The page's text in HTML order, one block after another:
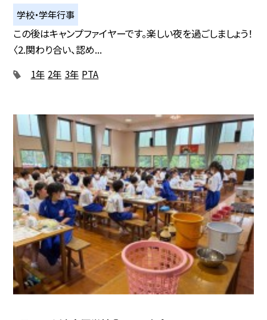
学校・学年行事
この後はキャンプファイヤーです。楽しい夜を過ごしましょう！
〈2.関わり合い、認め...
1年 2年 3年 PTA